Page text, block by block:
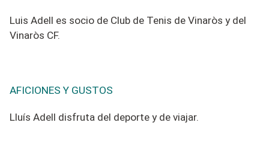
Luis Adell es socio de Club de Tenis de Vinaròs y del
Vinaròs CF.
AFICIONES Y GUSTOS
Lluís Adell disfruta del deporte y de viajar.